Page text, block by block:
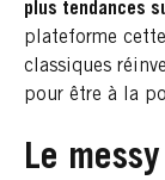
plus tendances
plateforme
classiques
pour être à la
Le